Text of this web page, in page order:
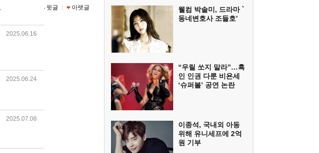
2025.06.16
2025.06.24
2025.07.08
윗글 | 아랫글
웰컴 박솔미, 드라마 `
동네변호사 조들호’
“우릴 쏘지 말라”…흑
인 인권 다룬 비욘세
‘슈퍼볼’ 공연 논란
이종석, 국내외 아동
위해 유니세프에 2억
원 기부